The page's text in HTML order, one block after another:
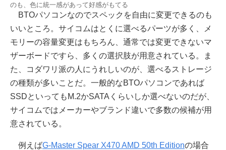
のも、色に統一感があって好感がもてる
BTOパソコンなのでスペックを自由に変更できるのも
いいところ。サイコムはとくに選べるパーツが多く、メ
モリーの容量変更はもちろん、通常では変更できないマ
ザーボードですら、多くの選択肢が用意されている。ま
た、コダワリ派の人にうれしいのが、選べるストレージ
の種類が多いことだ。一般的なBTOパソコンであれば
SSDといってもM.2かSATAくらいしか選べないのだが、
サイコムではメーカーやブランド違いで多数の候補が用
意されている。
例えばG-Master Spear X470 AMD 50th Editionの場合